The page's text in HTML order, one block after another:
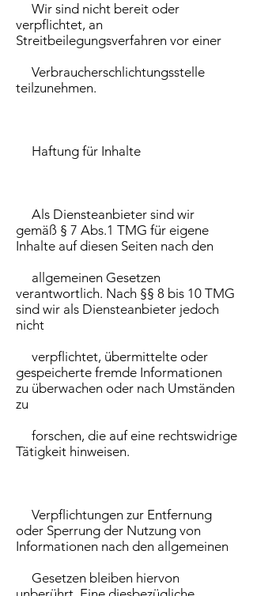
Wir sind nicht bereit oder
verpflichtet, an
Streitbeilegungsverfahren vor einer
Verbraucherschlichtungsstelle
teilzunehmen.
Haftung für Inhalte
Als Diensteanbieter sind wir
gemäß § 7 Abs.1 TMG für eigene
Inhalte auf diesen Seiten nach den
allgemeinen Gesetzen
verantwortlich. Nach §§ 8 bis 10 TMG
sind wir als Diensteanbieter jedoch
nicht
verpflichtet, übermittelte oder
gespeicherte fremde Informationen
zu überwachen oder nach Umständen
zu
forschen, die auf eine rechtswidrige
Tätigkeit hinweisen.
Verpflichtungen zur Entfernung
oder Sperrung der Nutzung von
Informationen nach den allgemeinen
Gesetzen bleiben hiervon